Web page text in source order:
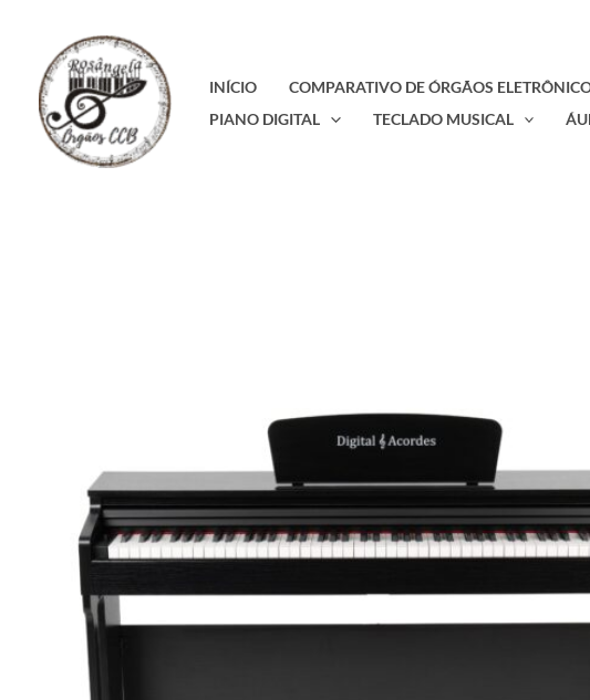
conteúdo
INÍCIO COMPARATIVO DE ÓRGÃOS
PIANO DIGITAL
TECLADO MUSICAL